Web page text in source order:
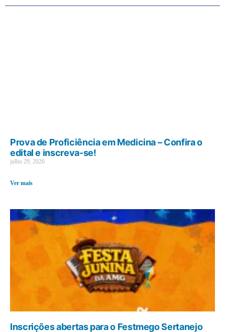
Prova de Proficiência em Medicina – Confira o
edital e inscreva-se!
julho 29, 2026
Ver mais
Inscrições abertas para o Festmego Sertanejo